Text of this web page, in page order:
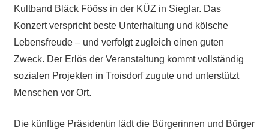
Kultband Bläck Fööss in der KÜZ in Sieglar. Das
Konzert verspricht beste Unterhaltung und kölsche
Lebensfreude – und verfolgt zugleich einen guten
Zweck. Der Erlös der Veranstaltung kommt vollständig
sozialen Projekten in Troisdorf zugute und unterstützt
Menschen vor Ort.
Die künftige Präsidentin lädt die Bürgerinnen und Bürger